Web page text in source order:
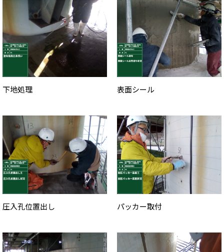
下地処理 表面シール
圧入孔位置出し パッカー取付